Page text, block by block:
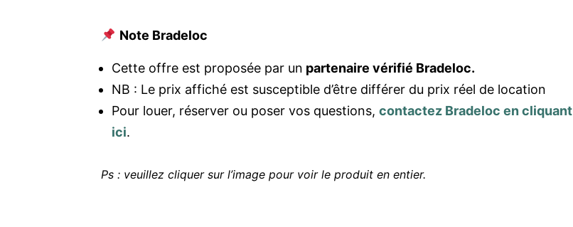
Note Bradeloc
Cette offre est proposée par un partenaire vérifié Bradeloc.
NB : Le prix affiché est susceptible d’être différer du prix réel de location
Pour louer, réserver ou poser vos questions, contactez Bradeloc en cliquant
ici.
Ps : veuillez cliquer sur l’image pour voir le produit en entier.